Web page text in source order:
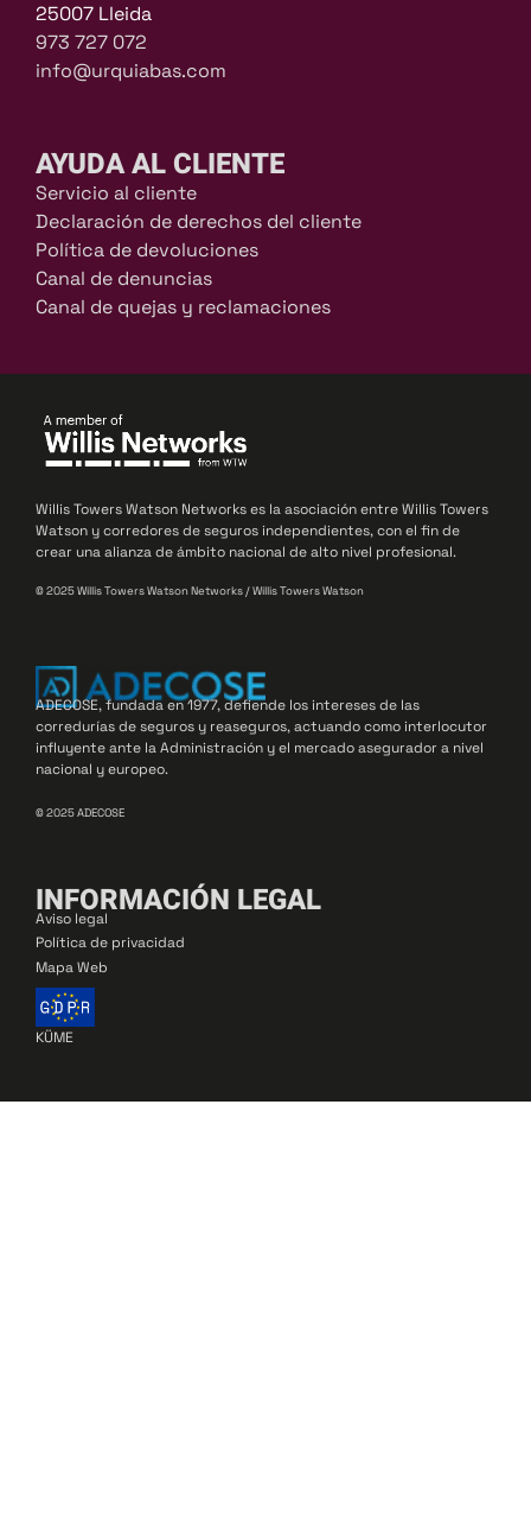
25007 Lleida
973 727 072
info@urquiabas.com
AYUDA AL CLIENTE
Servicio al cliente
Declaración de derechos del cliente
Política de devoluciones
Canal de denuncias
Canal de quejas y reclamaciones
Willis Towers Watson Networks es la asociación entre Willis Towers
Watson y corredores de seguros independientes, con el fin de
crear una alianza de ámbito nacional de alto nivel profesional.
© 2025 Willis Towers Watson Networks / Willis Towers Watson
ADECOSE, fundada en 1977, defiende los intereses de las
corredurías de seguros y reaseguros, actuando como interlocutor
influyente ante la Administración y el mercado asegurador a nivel
nacional y europeo.
© 2025 ADECOSE
INFORMACIÓN LEGAL
Aviso legal
Política de privacidad
Mapa Web
KÜME